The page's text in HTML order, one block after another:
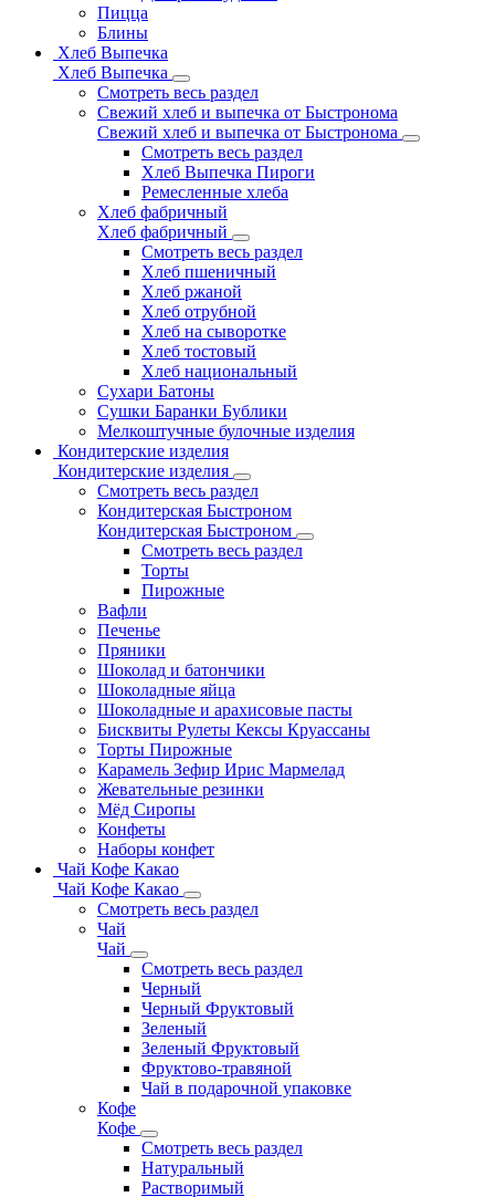
Пицца
Блины
Хлеб Выпечка
Хлеб Выпечка
Смотреть весь раздел
Свежий хлеб и выпечка от Быстронома
Свежий хлеб и выпечка от Быстронома
Смотреть весь раздел
Хлеб Выпечка Пироги
Ремесленные хлеба
Хлеб фабричный
Хлеб фабричный
Смотреть весь раздел
Хлеб пшеничный
Хлеб ржаной
Хлеб отрубной
Хлеб на сыворотке
Хлеб тостовый
Хлеб национальный
Сухари Батоны
Сушки Баранки Бублики
Мелкоштучные булочные изделия
Кондитерские изделия
Кондитерские изделия
Смотреть весь раздел
Кондитерская Быстроном
Кондитерская Быстроном
Смотреть весь раздел
Торты
Пирожные
Вафли
Печенье
Пряники
Шоколад и батончики
Шоколадные яйца
Шоколадные и арахисовые пасты
Бисквиты Рулеты Кексы Круассаны
Торты Пирожные
Карамель Зефир Ирис Мармелад
Жевательные резинки
Мёд Сиропы
Конфеты
Наборы конфет
Чай Кофе Какао
Чай Кофе Какао
Смотреть весь раздел
Чай
Чай
Смотреть весь раздел
Черный
Черный Фруктовый
Зеленый
Зеленый Фруктовый
Фруктово-травяной
Чай в подарочной упаковке
Кофе
Кофе
Смотреть весь раздел
Натуральный
Растворимый